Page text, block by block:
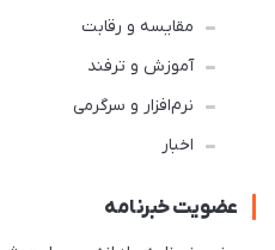
مقایسه و رقابت
آموزش و ترفند
نرم‌افزار و سرگرمی
اخبار
عضویت خبرنامه